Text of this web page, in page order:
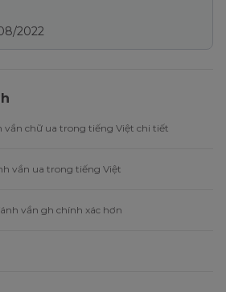
2022
vần chữ ua trong tiếng Việt chi tiết
vần ua trong tiếng Việt
vần gh chính xác hơn